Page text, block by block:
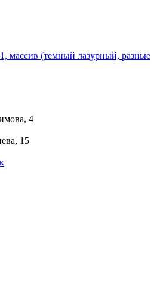
массив (темный лазурный, разные
4
15